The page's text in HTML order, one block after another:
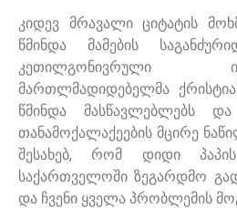
კიდევ მრავალი ციტატის
წმინდა მამების
კეთილგონივრული
მართლმადიდებელმა
წმინდა მასწავლებლებს
თანამოქალაქეების მცირე
შესახებ, რომ დიდი
საქართველოში ზეგარდმო
და ჩვენი ყველა პრობლემის